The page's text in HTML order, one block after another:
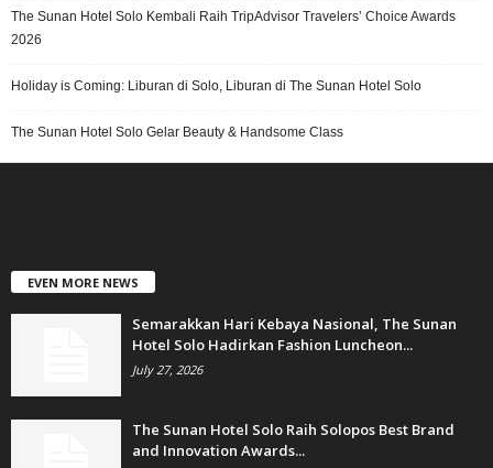
The Sunan Hotel Solo Kembali Raih TripAdvisor Travelers’ Choice Awards
2026
Holiday is Coming: Liburan di Solo, Liburan di The Sunan Hotel Solo
The Sunan Hotel Solo Gelar Beauty & Handsome Class
EVEN MORE NEWS
Semarakkan Hari Kebaya Nasional, The Sunan
Hotel Solo Hadirkan Fashion Luncheon...
July 27, 2026
The Sunan Hotel Solo Raih Solopos Best Brand
and Innovation Awards...